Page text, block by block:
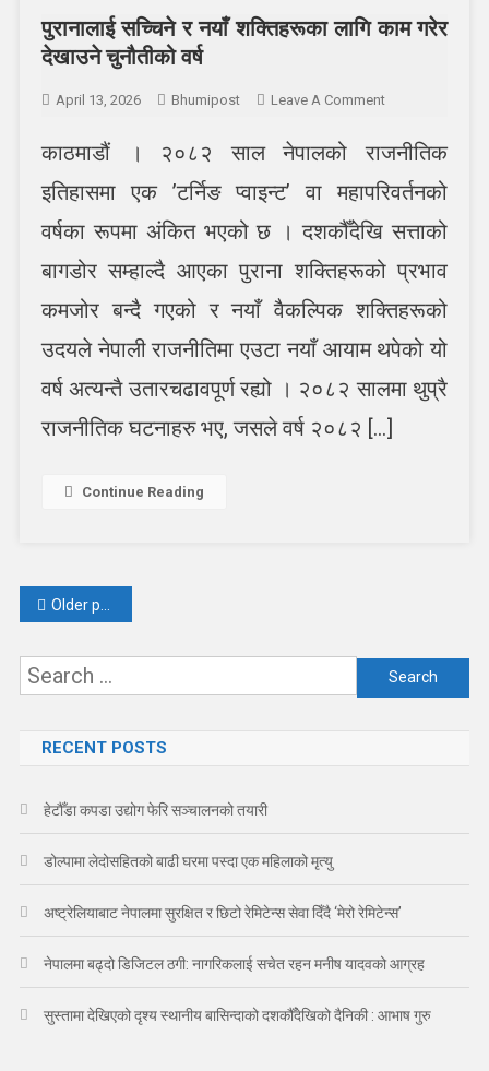
पुरानालाई सच्चिने र नयाँ शक्तिहरूका लागि काम गरेर
देखाउने चुनौतीको वर्ष
April 13, 2026 Bhumipost Leave A CommentOn
सच्चिने
नयाँ
शक्तिहरूका
काम
गरेर
देखाउने
चुनौतीको
काठमाडौं । २०८२ साल नेपालको राजनीतिक
इतिहासमा एक ’टर्निङ प्वाइन्ट’ वा महापरिवर्तनको
वर्षका रूपमा अंकित भएको छ । दशकौँदेखि सत्ताको
बागडोर सम्हाल्दै आएका पुराना शक्तिहरूको प्रभाव
कमजोर बन्दै गएको र नयाँ वैकल्पिक शक्तिहरूको
उदयले नेपाली राजनीतिमा एउटा नयाँ आयाम थपेको यो
वर्ष अत्यन्तै उतारचढावपूर्ण रह्यो । २०८२ सालमा थुप्रै
राजनीतिक घटनाहरु भए, जसले वर्ष २०८२ […]
Continue Reading
Posts
navigation
Older posts
Search
RECENT POSTS
हेटौँडा कपडा उद्योग फेरि सञ्चालनको तयारी
डोल्पामा लेदोसहितको बाढी घरमा पस्दा एक महिलाको मृत्यु
अष्ट्रेलियाबाट नेपालमा सुरक्षित र छिटो रेमिटेन्स सेवा दिँदै ‘मेरो रेमिटेन्स’
नेपालमा बढ्दो डिजिटल ठगी: नागरिकलाई सचेत रहन मनीष यादवको आग्रह
सुस्तामा देखिएको दृश्य स्थानीय बासिन्दाको दशकौँदेखिको दैनिकी : आभाष गुरु